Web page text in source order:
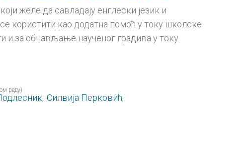
желе да савладају енглески језик и
користити као додатна помоћ у току школске
и за обнављање наученог градива у току
реду)
Силвија Перковић,